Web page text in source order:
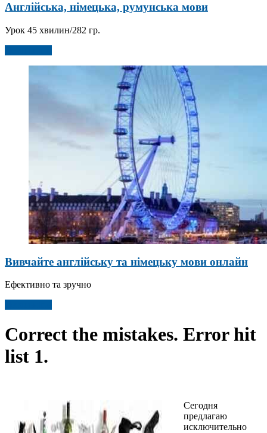
Англійська, німецька, румунська мови
Урок 45 хвилин/282 гр.
Вивчайте англійську та німецьку мови онлайн
Ефективно та зручно
Correct the mistakes. Error hit
list 1.
Сегодня
предлагаю
исключительно